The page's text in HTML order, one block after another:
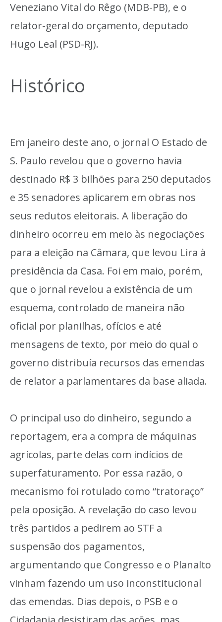
Veneziano Vital do Rêgo (MDB-PB), e o
relator-geral do orçamento, deputado
Hugo Leal (PSD-RJ).
Histórico
Em janeiro deste ano, o jornal O Estado de
S. Paulo revelou que o governo havia
destinado R$ 3 bilhões para 250 deputados
e 35 senadores aplicarem em obras nos
seus redutos eleitorais. A liberação do
dinheiro ocorreu em meio às negociações
para a eleição na Câmara, que levou Lira à
presidência da Casa. Foi em maio, porém,
que o jornal revelou a existência de um
esquema, controlado de maneira não
oficial por planilhas, ofícios e até
mensagens de texto, por meio do qual o
governo distribuía recursos das emendas
de relator a parlamentares da base aliada.
O principal uso do dinheiro, segundo a
reportagem, era a compra de máquinas
agrícolas, parte delas com indícios de
superfaturamento. Por essa razão, o
mecanismo foi rotulado como “tratoraço”
pela oposição. A revelação do caso levou
três partidos a pedirem ao STF a
suspensão dos pagamentos,
argumentando que Congresso e o Planalto
vinham fazendo um uso inconstitucional
das emendas. Dias depois, o PSB e o